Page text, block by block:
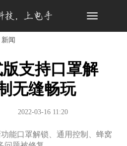
Toggle
新闻
版支持口罩解
无缝畅玩
2022-03-16 11:20
能口罩解锁、通用控制、蜂窝